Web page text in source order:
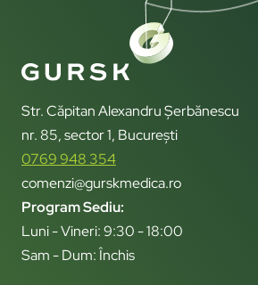
Str. Căpitan Alexandru Șerbănescu
nr. 85, sector 1, București
0769 948 354
comenzi@gurskmedica.ro
Program Sediu:
Luni - Vineri: 9:30 - 18:00
Sam - Dum: Închis